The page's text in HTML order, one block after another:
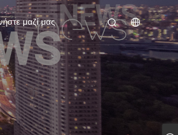
μαζί μας